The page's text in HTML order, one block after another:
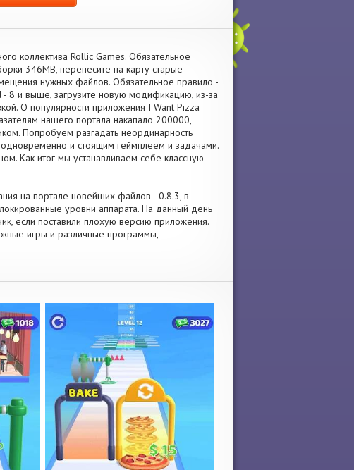
коллектива Rollic Games. Обязательное
346MB, перенесите на карту старые
нужных файлов. Обязательное правило -
8 и выше, загрузите новую модификацию, из-за
О популярности приложения I Want Pizza
нашего портала накапало 200000,
Попробуем разгадать неординарность
и стоящим геймплеем и задачами.
Как итог мы устанавливаем себе классную
на портале новейших файлов - 0.8.3, в
уровни аппарата. На данный день
если поставили плохую версию приложения.
игры и различные программы,